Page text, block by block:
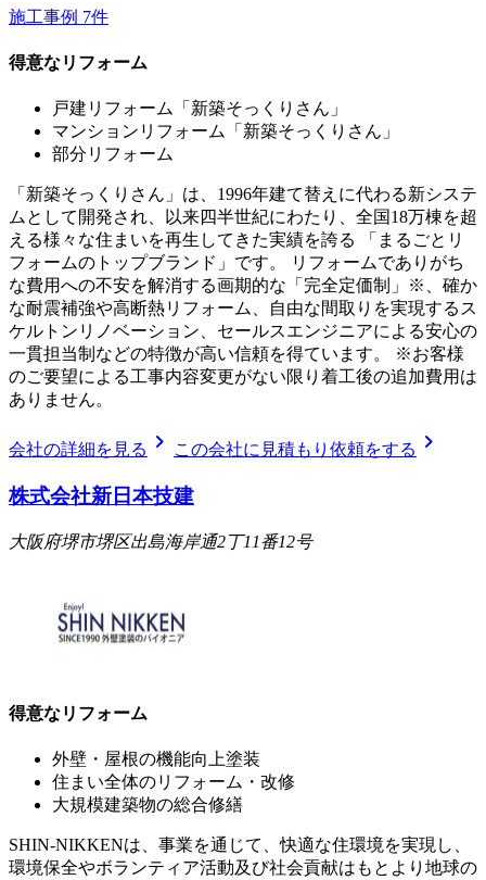
施工事例 7件
得意なリフォーム
戸建リフォーム「新築そっくりさん」
マンションリフォーム「新築そっくりさん」
部分リフォーム
「新築そっくりさん」は、1996年建て替えに代わる新システ
ムとして開発され、以来四半世紀にわたり、全国18万棟を超
える様々な住まいを再生してきた実績を誇る 「まるごとリ
フォームのトップブランド」です。 リフォームでありがち
な費用への不安を解消する画期的な「完全定価制」※、確か
な耐震補強や高断熱リフォーム、自由な間取りを実現するス
ケルトンリノベーション、セールスエンジニアによる安心の
一貫担当制などの特徴が高い信頼を得ています。 ※お客様
のご要望による工事内容変更がない限り着工後の追加費用は
ありません。
会社の詳細を見る chevron_right この会社に見積もり依頼をする chevron_right
株式会社新日本技建
大阪府堺市堺区出島海岸通2丁11番12号
得意なリフォーム
外壁・屋根の機能向上塗装
住まい全体のリフォーム・改修
大規模建築物の総合修繕
SHIN-NIKKENは、事業を通じて、快適な住環境を実現し、
環境保全やボランティア活動及び社会貢献はもとより地球の